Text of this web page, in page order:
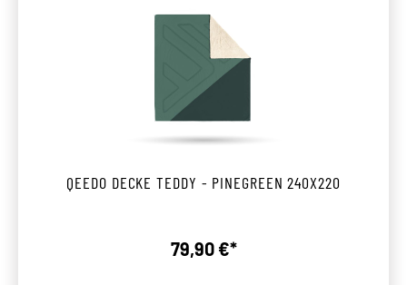
QEEDO DECKE TEDDY - PINEGREEN 240X220
Regulärer Preis:
79,90 €*